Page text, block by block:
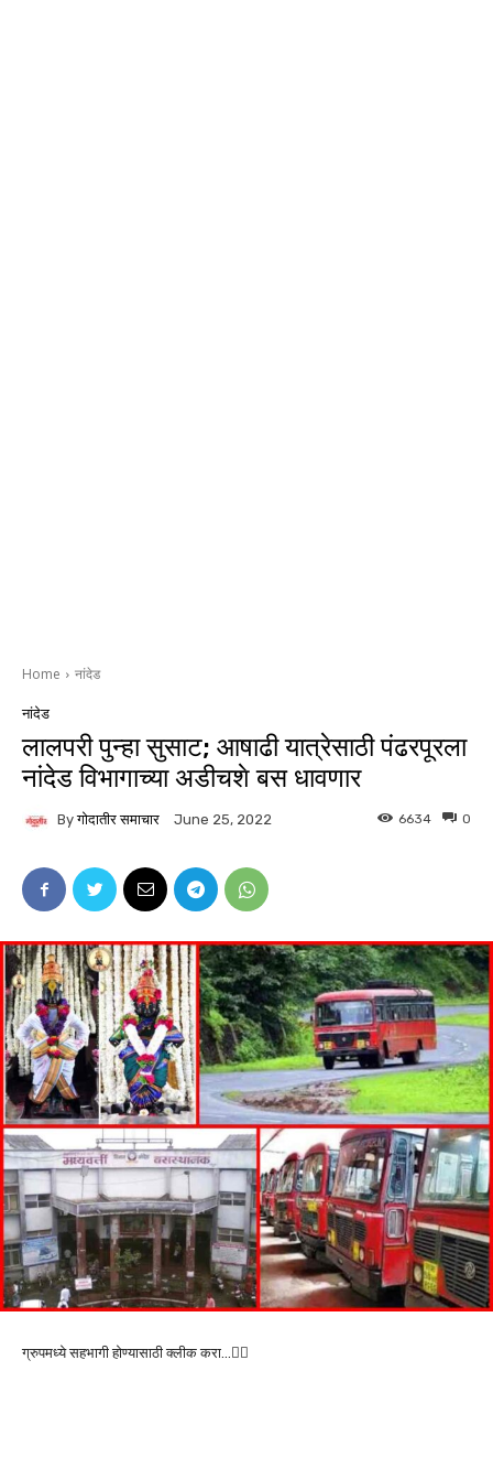
Home नांदेड
नांदेड
लालपरी पुन्हा सुसाट; आषाढी यात्रेसाठी पंढरपूरला
नांदेड विभागाच्या अडीचशे बस धावणार
By गोदातीर समाचार June 25, 2022 0
6634
ग्रुपमध्ये सहभागी होण्यासाठी क्लीक करा…👆🏻